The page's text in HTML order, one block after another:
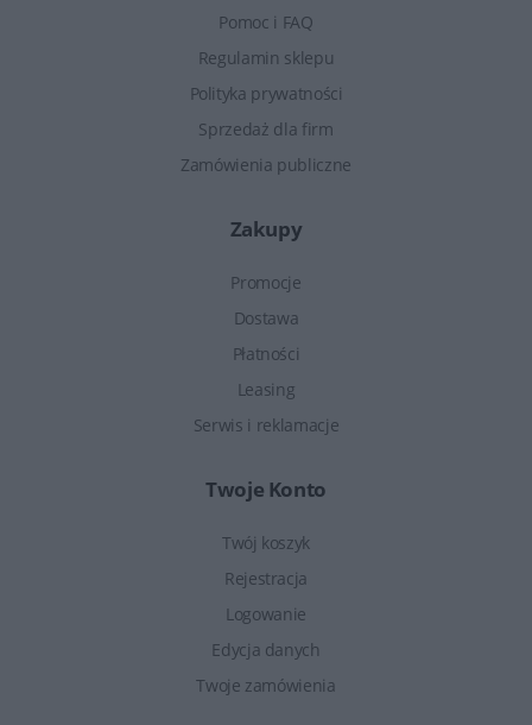
Pomoc i FAQ
Regulamin sklepu
Polityka prywatności
Sprzedaż dla firm
Zamówienia publiczne
Zakupy
Promocje
Dostawa
Płatności
Leasing
Serwis i reklamacje
Twoje Konto
Twój koszyk
Rejestracja
Logowanie
Edycja danych
Twoje zamówienia